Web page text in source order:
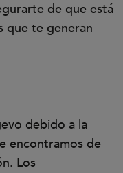
de que está
que te generan
debido a la
encontramos de
Los